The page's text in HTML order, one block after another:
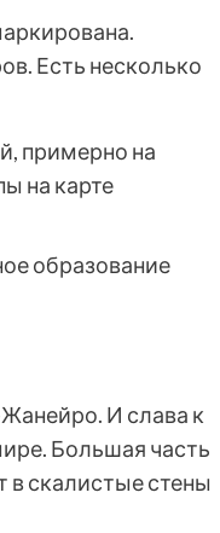
Есть несколько
примерно на
на карте
образование
И слава к
Большая часть
в скалистые стены